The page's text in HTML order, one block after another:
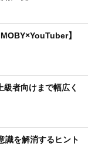
】
級者向けまで幅広く
識を解消するヒント